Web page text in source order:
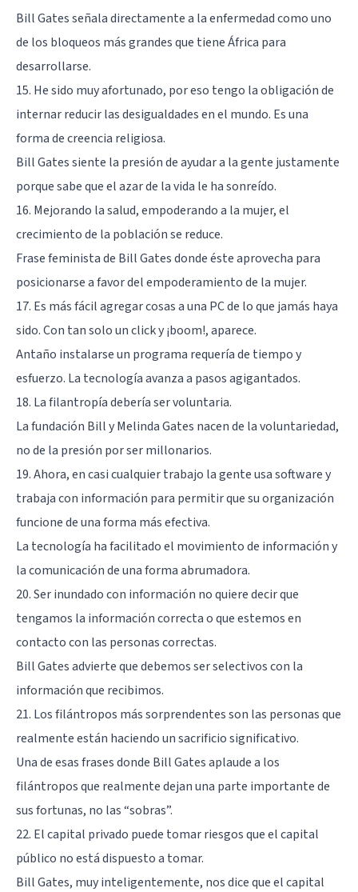
Bill Gates señala directamente a la enfermedad como uno
de los bloqueos más grandes que tiene África para
desarrollarse.
15. He sido muy afortunado, por eso tengo la obligación de
internar reducir las desigualdades en el mundo. Es una
forma de creencia religiosa.
Bill Gates siente la presión de ayudar a la gente justamente
porque sabe que el azar de la vida le ha sonreído.
16. Mejorando la salud, empoderando a la mujer, el
crecimiento de la población se reduce.
Frase feminista de Bill Gates donde éste aprovecha para
posicionarse a favor del empoderamiento de la mujer.
17. Es más fácil agregar cosas a una PC de lo que jamás haya
sido. Con tan solo un click y ¡boom!, aparece.
Antaño instalarse un programa requería de tiempo y
esfuerzo. La tecnología avanza a pasos agigantados.
18. La filantropía debería ser voluntaria.
La fundación Bill y Melinda Gates nacen de la voluntariedad,
no de la presión por ser millonarios.
19. Ahora, en casi cualquier trabajo la gente usa software y
trabaja con información para permitir que su organización
funcione de una forma más efectiva.
La tecnología ha facilitado el movimiento de información y
la comunicación de una forma abrumadora.
20. Ser inundado con información no quiere decir que
tengamos la información correcta o que estemos en
contacto con las personas correctas.
Bill Gates advierte que debemos ser selectivos con la
información que recibimos.
21. Los filántropos más sorprendentes son las personas que
realmente están haciendo un sacrificio significativo.
Una de esas frases donde Bill Gates aplaude a los
filántropos que realmente dejan una parte importante de
sus fortunas, no las “sobras”.
22. El capital privado puede tomar riesgos que el capital
público no está dispuesto a tomar.
Bill Gates, muy inteligentemente, nos dice que el capital